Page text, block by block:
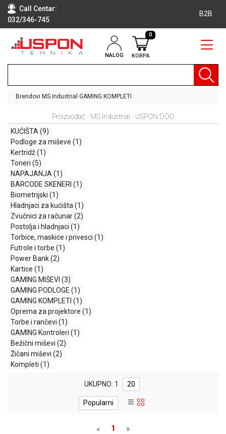
Call Centar:
032/346-745
B2B
NALOG KORPA
0
RAČUNARI
TEHNIKA
OPREMA
AUDIO,
VIDEO
LAPTOP I
TABLET
RAČUNARI
MONITORI
DODATNA
OPREMA
MOBILNI I
FIKSNI
TELEFONI
MALI
KUĆNI
APARATI
LICA I
Brendovi MS Industrial GAMING KOMPLETI
Proizvođač - MS Industrial - USPON DOO
KUĆIŠTA (9)
Podloge za miševe (1)
Kertridž(1)
Toneri (5)
NAPAJANJA (1)
BARCODE SKENERI (1)
Biometrijski (1)
Hladnjaci za kućišta (1)
Zvučnici za računar(2)
Postolja i hladnjaci (1)
Torbice, maskice i privesci (1)
Futrole i torbe (1)
Power Bank(2)
Kartice (1)
GAMING MIŠEVI (3)
GAMING PODLOGE (1)
GAMING KOMPLETI (1)
Oprema za projektore (1)
Torbe i rančevi (1)
GAMING Kontroleri (1)
Bežični miševi (2)
Žičani miševi (2)
Kompleti (1)
UKUPNO: 1 20
Popularni
« 1 »